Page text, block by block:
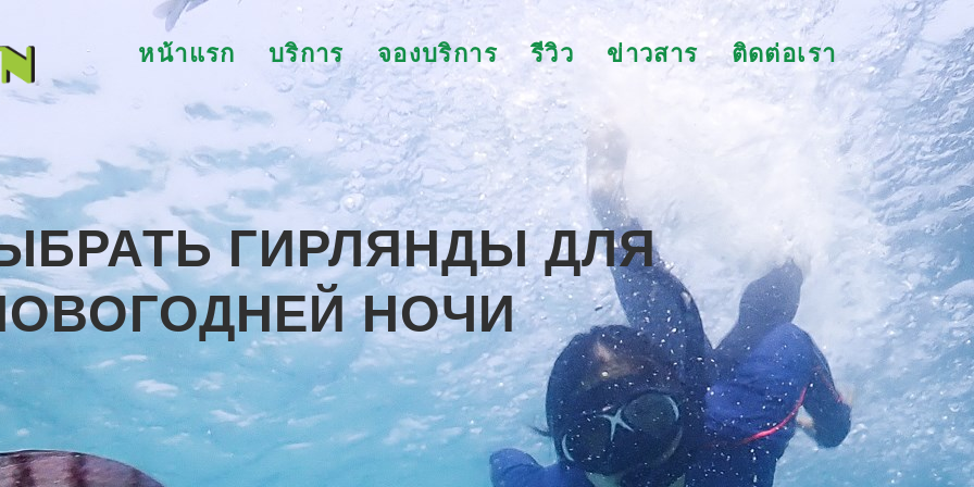
หน้าแรก บริการ จองบริการ รีวิว ข่าวสาร ติดต่อเรา
ГИРЛЯНДЫ ДЛЯ
НОЧИ